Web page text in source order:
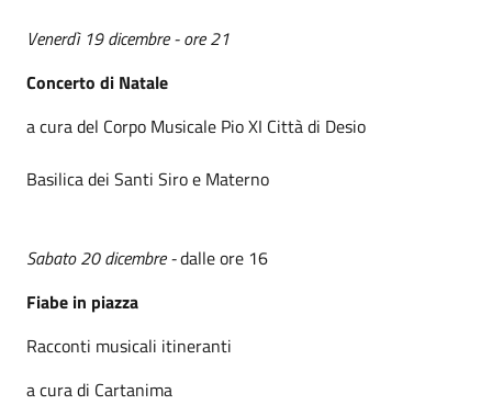
Venerdì 19 dicembre - ore 21
Concerto di Natale
a cura del Corpo Musicale Pio XI Città di Desio
Basilica dei Santi Siro e Materno
Sabato 20 dicembre -dalle ore 16
Fiabe in piazza
Racconti musicali itineranti
a cura di Cartanima